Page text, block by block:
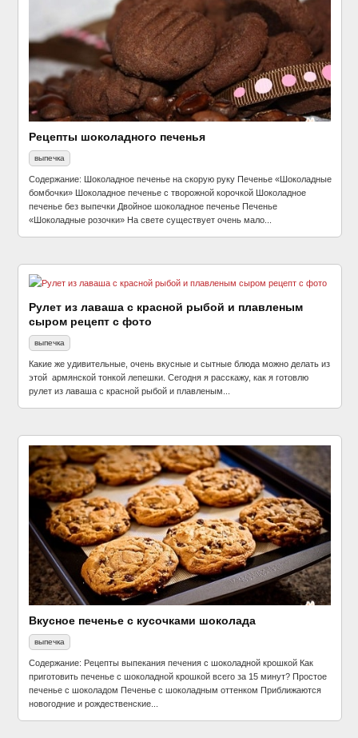
Рецепты шоколадного печенья
выпечка
Содержание: Шоколадное печенье на скорую руку Печенье «Шоколадные
бомбочки» Шоколадное печенье с творожной корочкой Шоколадное
печенье без выпечки Двойное шоколадное печенье Печенье
«Шоколадные розочки» На свете существует очень мало...
Рулет из лаваша с красной рыбой и плавленым
сыром рецепт с фото
выпечка
Какие же удивительные, очень вкусные и сытные блюда можно делать из
этой армянской тонкой лепешки. Сегодня я расскажу, как я готовлю
рулет из лаваша с красной рыбой и плавленым...
Вкусное печенье с кусочками шоколада
выпечка
Содержание: Рецепты выпекания печения с шоколадной крошкой Как
приготовить печенье с шоколадной крошкой всего за 15 минут? Простое
печенье с шоколадом Печенье с шоколадным оттенком Приближаются
новогодние и рождественские...